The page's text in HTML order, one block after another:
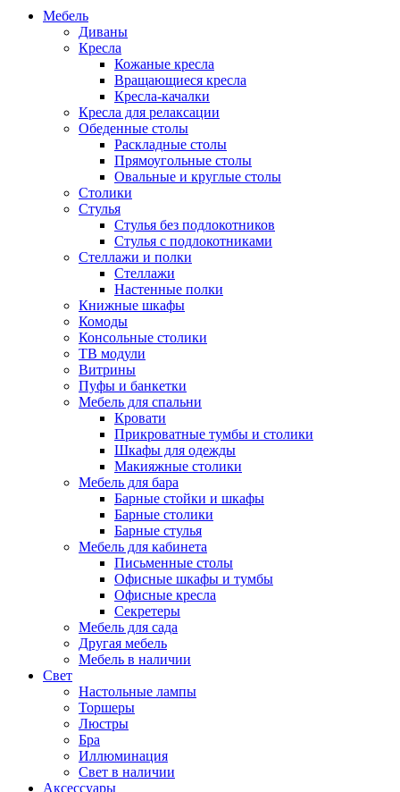
Мебель
Диваны
Кресла
Кожаные кресла
Вращающиеся кресла
Кресла-качалки
Кресла для релаксации
Обеденные столы
Раскладные столы
Прямоугольные столы
Овальные и круглые столы
Столики
Стулья
Стулья без подлокотников
Стулья с подлокотниками
Стеллажи и полки
Стеллажи
Настенные полки
Книжные шкафы
Комоды
Консольные столики
ТВ модули
Витрины
Пуфы и банкетки
Мебель для спальни
Кровати
Прикроватные тумбы и столики
Шкафы для одежды
Макияжные столики
Мебель для бара
Барные стойки и шкафы
Барные столики
Барные стулья
Мебель для кабинета
Письменные столы
Офисные шкафы и тумбы
Офисные кресла
Секретеры
Мебель для сада
Другая мебель
Мебель в наличии
Свет
Настольные лампы
Торшеры
Люстры
Бра
Иллюминация
Свет в наличии
Аксессуары